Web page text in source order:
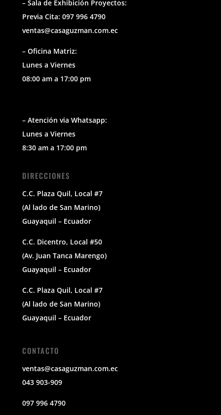
– Sala de Exhibición Proyectos:
Previa Cita: 097 996 4790
ventas@casaguzman.com.ec
– Oficina Matriz:
Lunes a Viernes
08:00 am a 17:00 pm
– Atención via Whatsapp:
Lunes a Viernes
8:30 am a 17:00 pm
DIRECCIONES
C.C. Plaza Quil, Local #7
(Al lado de San Marino)
Guayaquil – Ecuador
C.C. Dicentro, Local #50
(Av. Juan Tanca Marengo)
Guayaquil – Ecuador
C.C. Plaza Quil, Local #7
(Al lado de San Marino)
Guayaquil – Ecuador
CONTACTO
ventas@casaguzman.com.ec
043 903-909
097 996 4790